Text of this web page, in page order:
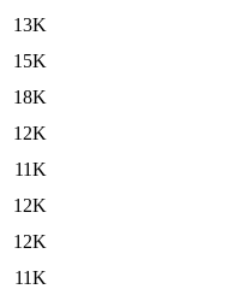
13K
15K
18K
12K
11K
12K
12K
11K